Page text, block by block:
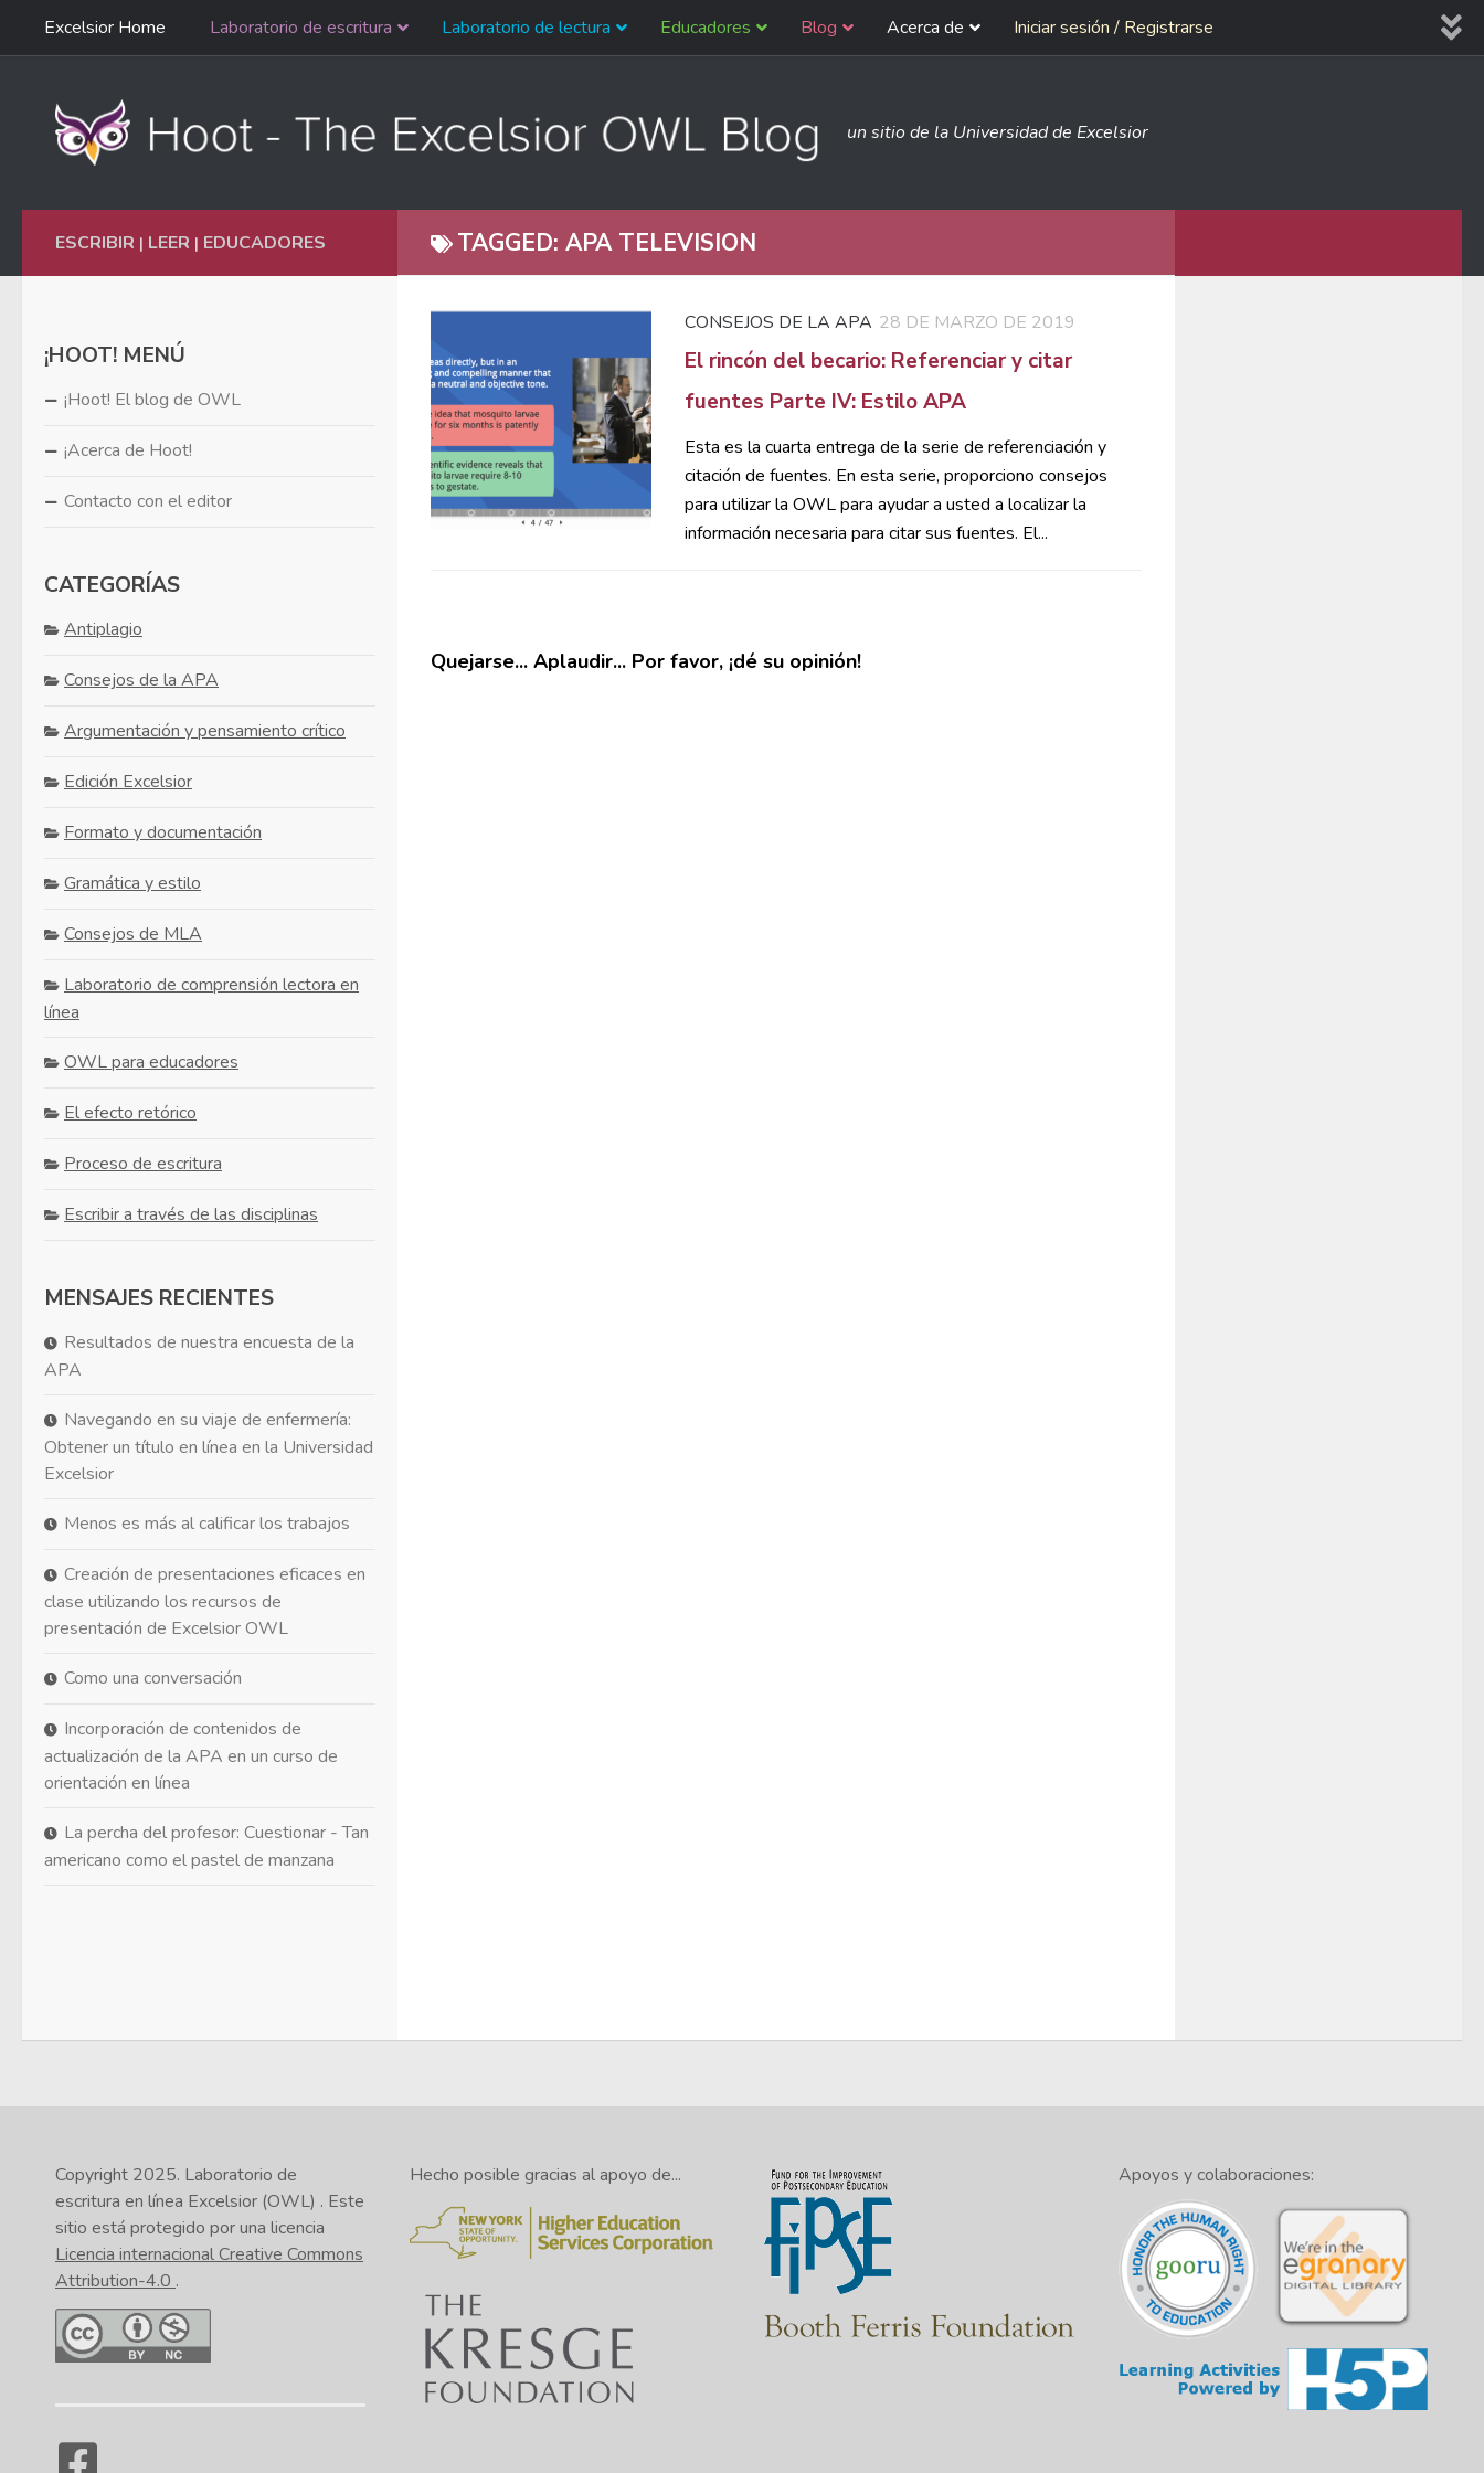
Ir al contenido
navegación
Excelsior Home Laboratorio de escritura Laboratorio de lectura Educadores Blog Acerca de Iniciar sesión / Registrarse
un sitio de la Universidad de Excelsior
TAGGED: APA TELEVISION
CONSEJOS DE LA APA 28 DE MARZO DE 2019
El rincón del becario: Referenciar y citar
fuentes Parte IV: Estilo APA
Esta es la cuarta entrega de la serie de referenciación y
citación de fuentes. En esta serie, proporciono consejos
para utilizar la OWL para ayudar a usted a localizar la
información necesaria para citar sus fuentes. El...
Quejarse... Aplaudir... Por favor, ¡dé su opinión!
ESCRIBIR | LEER | EDUCADORES
¡HOOT! MENÚ
¡Hoot! El blog de OWL
¡Acerca de Hoot!
Contacto con el editor
CATEGORÍAS
Antiplagio
Consejos de la APA
Argumentación y pensamiento crítico
Edición Excelsior
Formato y documentación
Gramática y estilo
Consejos de MLA
Laboratorio de comprensión lectora en
línea
OWL para educadores
El efecto retórico
Proceso de escritura
Escribir a través de las disciplinas
MENSAJES RECIENTES
Resultados de nuestra encuesta de la
APA
Navegando en su viaje de enfermería:
Obtener un título en línea en la Universidad
Excelsior
Menos es más al calificar los trabajos
Creación de presentaciones eficaces en
clase utilizando los recursos de
presentación de Excelsior OWL
Como una conversación
Incorporación de contenidos de
actualización de la APA en un curso de
orientación en línea
La percha del profesor: Cuestionar - Tan
americano como el pastel de manzana
Copyright 2025. Laboratorio de
escritura en línea Excelsior (OWL) . Este
sitio está protegido por una licencia
Licencia internacional Creative Commons
Attribution-4.0 .
Hecho posible gracias al apoyo de... Apoyos y colaboraciones: